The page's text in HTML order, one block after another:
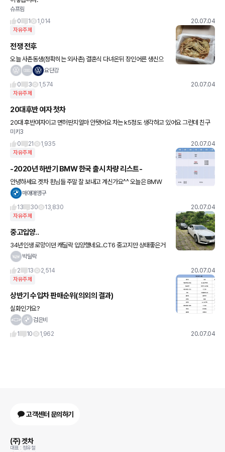
슈프림
0
1 1,014 20.07.04
자유주제
전쟁 전후
오늘 사촌동생(정확히는 외사촌) 결혼식 다녀온뒤 장인어른 생신으
로 처가에서 저녁을 먹습니다. ㅋ 전쟁전후 사진 올립니다. 전 그리고
요단강
0
3 1,574 20.07.04
자유주제
20대후반 여자 첫차
20대 후반여자이고 면허딴지얼마 안됏어요 차는 k5정도 생각하고 있어요 그런데 친구
가 2019년형 아반떼1800에뽑아서 출퇴근용으로8천키로탄거 1200에 준다고 하는데
좀더보태서 k5 신차로살지 친
미키3
0
21 1,935 20.07.04
자유주제
-2020년 하반기 BMW 한국 출시 차량 리스트-
안녕하세요 겟차 횐님들 주말 잘 보내고 계신가요^^ 오늘은 BMW
하반기 한국 출시 차량 리스트를 가지고 왔습니다. 위 출고 일정은 비
매애애앵구
13
30 13,830 20.07.04
자유주제
중고입양..
34년인생 로망이던 캐딜락 입양했네요..CT6 중고지만 상태좋은거
겟해서 기분좋습니다 ㅎ 독3사로 가고싶었지만 어지간한 급에서는
ㅎㅎ 구형
박딜락
2
13 2,514 20.07.04
자유주제
상반기 수입차 판매순위(의외의 결과)
실화인가요?
검은비
1
10 1,962 20.07.04
고객센터 문의하기
(주) 겟차
대표 : 정유철